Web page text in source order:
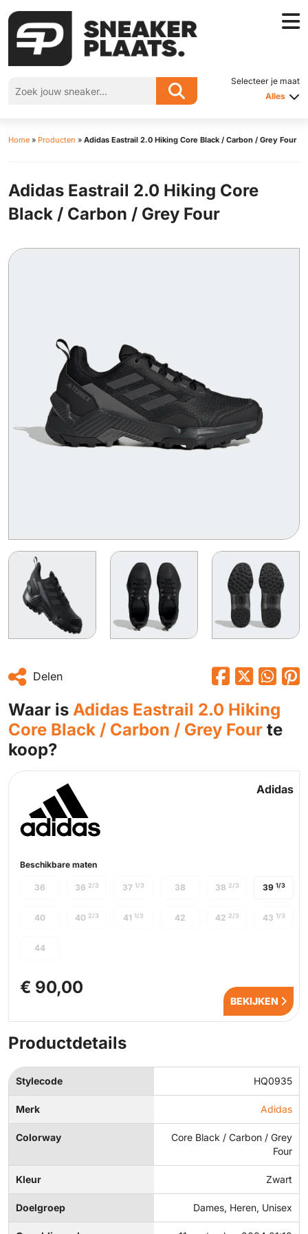
Selecteer je maat
Alles
Home » Producten » Adidas Eastrail 2.0 Hiking Core Black / Carbon / Grey Four
Adidas Eastrail 2.0 Hiking Core
Black / Carbon / Grey Four
Delen
Waar is Adidas Eastrail 2.0 Hiking
Core Black / Carbon / Grey Four te
koop?
Adidas
Beschikbare maten
39 1/3
36 36 2/3 37 1/3 38 38 2/3
40 40 2/3 41 1/3 42 42 2/3 43 1/3
44
€ 90,00
BEKIJKEN
Productdetails
Stylecode HQ0935
Merk Adidas
Colorway
Core Black / Carbon / Grey
Four
Kleur Zwart
Doelgroep Dames, Heren, Unisex